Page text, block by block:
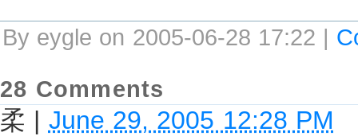
By eygle on 2005-06-28 17:22 |
28 Comments
柔 | June 29, 2005 12:28 PM